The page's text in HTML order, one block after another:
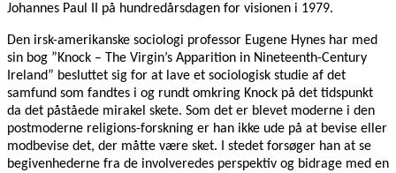
Johannes Paul II på hundredårsdagen for visionen i 1979.
Den irsk-amerikanske sociologi professor Eugene Hynes har med
sin bog ”Knock – The Virgin’s Apparition in Nineteenth-Century
Ireland” besluttet sig for at lave et sociologisk studie af det
samfund som fandtes i og rundt omkring Knock på det tidspunkt
da det påståede mirakel skete. Som det er blevet moderne i den
postmoderne religions-forskning er han ikke ude på at bevise eller
modbevise det, der måtte være sket. I stedet forsøger han at se
begivenhederne fra de involveredes perspektiv og bidrage med en